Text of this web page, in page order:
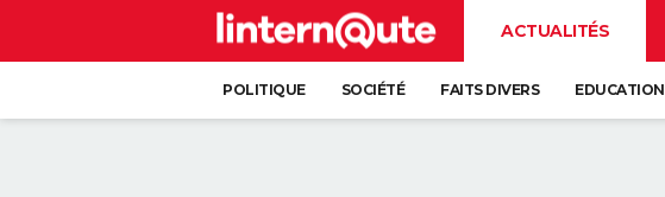
ACTUALITÉS
POLITIQUE SOCIÉTÉ FAITS DIVERS EDUCATION